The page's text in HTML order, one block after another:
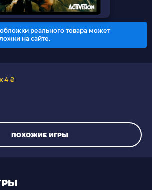
реального товара может
на сайте.
4 ₴
ПОХОЖИЕ ИГРЫ